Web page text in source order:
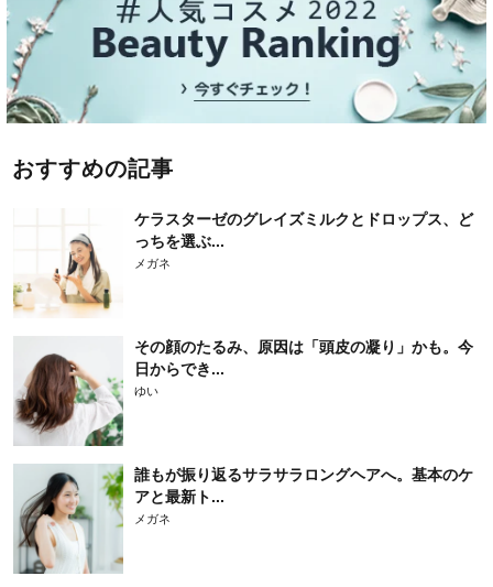
おすすめの記事
ケラスターゼのグレイズミルクとドロップス、ど
っちを選ぶ...
メガネ
その顔のたるみ、原因は「頭皮の凝り」かも。今
日からでき...
ゆい
誰もが振り返るサラサラロングヘアへ。基本のケ
アと最新ト...
メガネ